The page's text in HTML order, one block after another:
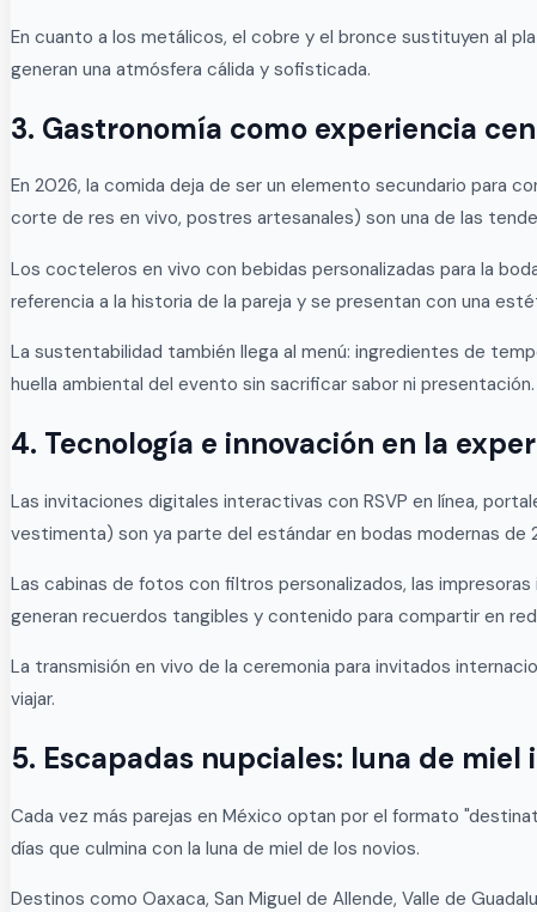
En cuanto a los metálicos, el cobre y el bronce sustituyen al
generan una atmósfera cálida y sofisticada.
3. Gastronomía como experiencia
En 2026, la comida deja de ser un elemento secundario para
corte de res en vivo, postres artesanales) son una de las
Los cocteleros en vivo con bebidas personalizadas para la
referencia a la historia de la pareja y se presentan con una
La sustentabilidad también llega al menú: ingredientes de
huella ambiental del evento sin sacrificar sabor ni presentación.
4. Tecnología e innovación en la
Las invitaciones digitales interactivas con RSVP en línea,
vestimenta) son ya parte del estándar en bodas modernas de
Las cabinas de fotos con filtros personalizados, las
generan recuerdos tangibles y contenido para compartir en
La transmisión en vivo de la ceremonia para invitados
viajar.
5. Escapadas nupciales: luna de
Cada vez más parejas en México optan por el formato
días que culmina con la luna de miel de los novios.
Destinos como Oaxaca, San Miguel de Allende, Valle de